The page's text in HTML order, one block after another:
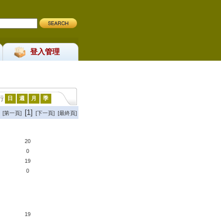
登入管理
日 週 月 季
[第一頁] [1] [下一頁] [最終頁]
20
0
19
0
19